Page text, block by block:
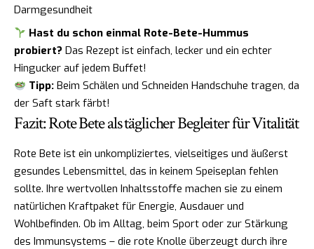
Darmgesundheit
Hast du schon einmal Rote-Bete-Hummus
probiert? Das Rezept ist einfach, lecker und ein echter
Hingucker auf jedem Buffet!
Tipp: Beim Schälen und Schneiden Handschuhe tragen, da
der Saft stark färbt!
Fazit: Rote Bete als täglicher Begleiter für Vitalität
Rote Bete ist ein unkompliziertes, vielseitiges und äußerst
gesundes Lebensmittel, das in keinem Speiseplan fehlen
sollte. Ihre wertvollen Inhaltsstoffe machen sie zu einem
natürlichen Kraftpaket für Energie, Ausdauer und
Wohlbefinden. Ob im Alltag, beim Sport oder zur Stärkung
des Immunsystems – die rote Knolle überzeugt durch ihre